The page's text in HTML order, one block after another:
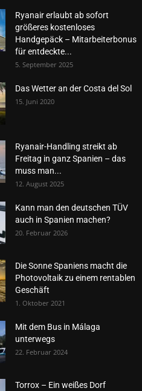
Ryanair erlaubt ab sofort
größeres kostenloses
Handgepäck – Mitarbeiterbonus
für entdeckte...
5. September 2025
Das Wetter an der Costa del Sol
15. Juni 2020
Ryanair-Handling streikt ab
Freitag in ganz Spanien – das
muss man...
12. August 2025
Kann man den deutschen TÜV
auch in Spanien machen?
20. Februar 2026
Die Sonne Spaniens macht die
Photovoltaik zu einem rentablen
Geschäft
1. Oktober 2021
Mit dem Bus in Málaga
unterwegs
22. Februar 2024
Torrox – Ein weißes Dorf